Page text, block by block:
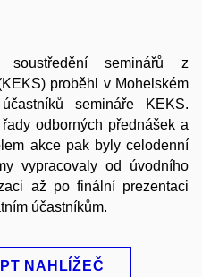
soustředění seminářů z
proběhl v Mohelském
semináře KEKS.
odborných přednášek a
akce pak byly celodenní
vypracovaly od úvodního
až po finální prezentaci
účastníkům.
NAHLÍŽEČ